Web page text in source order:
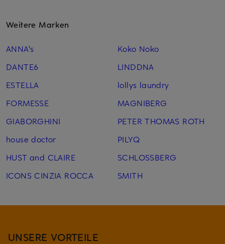
Weitere Marken
ANNA's
DANTE6
ESTELLA
FORMESSE
GIABORGHINI
house doctor
HUST and CLAIRE
ICONS CINZIA ROCCA
Koko Noko
LINDDNA
lollys laundry
MAGNIBERG
PETER THOMAS ROTH
PILYQ
SCHLOSSBERG
SMITH
UNSERE VORTEILE